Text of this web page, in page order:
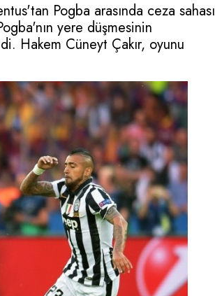
Pogba arasında ceza sahası
yere düşmesinin
Hakem Cüneyt Çakır, oyunu